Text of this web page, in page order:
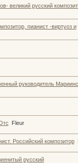
великий русский
пианист -виртуоз и
руководитель
Fleur
Российский композитор
русский